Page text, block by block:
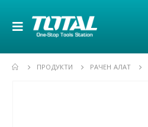
ПРОДУКТИ РАЧЕН АЛАТ